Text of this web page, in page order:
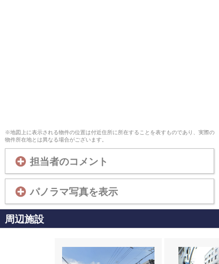
※地図上に表示される物件の位置は付近住所に所在することを表すものであり、実際の
物件所在地とは異なる場合がございます。
担当者のコメント
パノラマ写真を表示
周辺施設